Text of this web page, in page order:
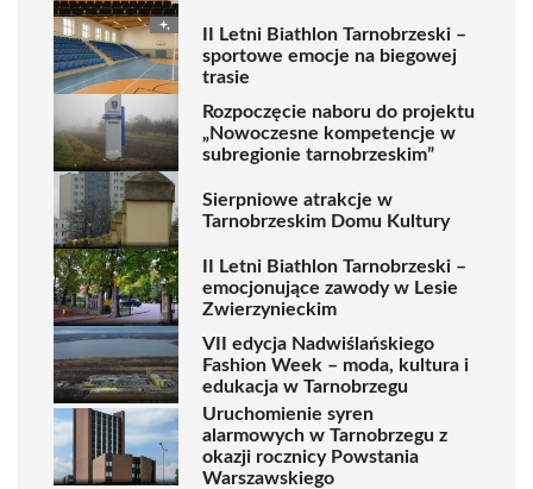
II Letni Biathlon Tarnobrzeski –
sportowe emocje na biegowej
trasie
Rozpoczęcie naboru do projektu
„Nowoczesne kompetencje w
subregionie tarnobrzeskim”
Sierpniowe atrakcje w
Tarnobrzeskim Domu Kultury
II Letni Biathlon Tarnobrzeski –
emocjonujące zawody w Lesie
Zwierzynieckim
VII edycja Nadwiślańskiego
Fashion Week – moda, kultura i
edukacja w Tarnobrzegu
Uruchomienie syren
alarmowych w Tarnobrzegu z
okazji rocznicy Powstania
Warszawskiego